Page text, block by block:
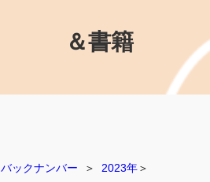
＆書籍
バックナンバー
  ＞
2023年＞